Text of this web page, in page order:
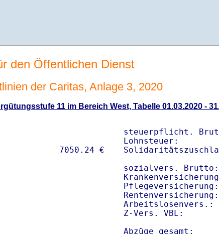
den Öffentlichen Dienst
der Caritas, Anlage 3, 2020
11 im Bereich West, Tabelle 01.03.2020 -
steuerpflicht.
Lohnsteuer:
sozialvers.
Z-Vers. VBL:
Abzüge gesamt: